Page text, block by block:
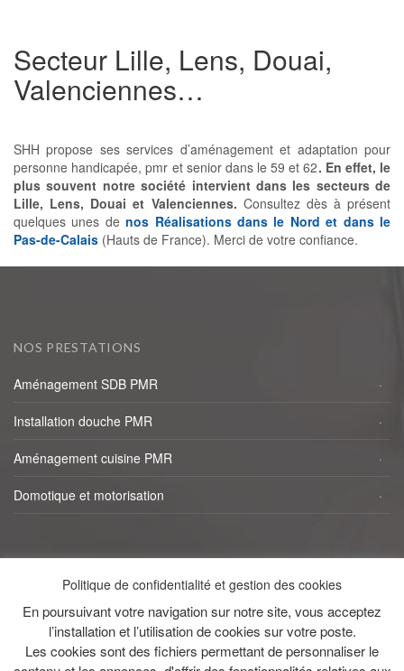
Secteur Lille, Lens, Douai,
Valenciennes…
SHH propose ses services d’aménagement et adaptation pour
personne handicapée, pmr et senior dans le 59 et 62. En effet, le
plus souvent notre société intervient dans les secteurs de
Lille, Lens, Douai et Valenciennes. Consultez dès à présent
quelques unes denos Réalisations dans le Nord et dans le
Pas-de-Calais (Hauts de France). Merci de votre confiance.
NOS PRESTATIONS
Aménagement SDB PMR
Installation douche PMR
Aménagement cuisine PMR
Domotique et motorisation
Accueil
Réalisations
Politique de confidentialité et gestion des cookies
En poursuivant votre navigation sur notre site, vous acceptez
l’installation et l’utilisation de cookies sur votre poste.
Les cookies sont des fichiers permettant de personnaliser le